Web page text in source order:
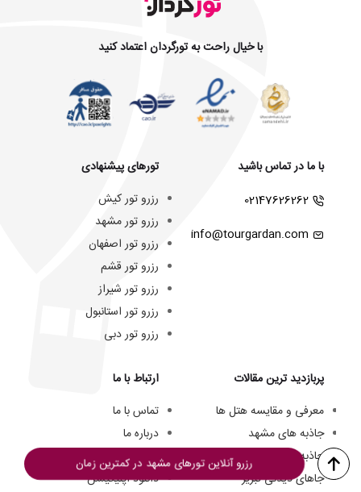
رزرو آنلاین تورهای مشهد در کمترین زمان
با خیال راحت به تورگردان اعتماد کنید
با ما در تماس باشید
02147626262
info@tourgardan.com
تورهای پیشنهادی
رزرو تور کیش
رزرو تور مشهد
رزرو تور اصفهان
رزرو تور قشم
رزرو تور شیراز
رزرو تور استانبول
رزرو تور دبی
پربازدید ترین مقالات
معرفی و مقایسه هتل ها
جاذبه های مشهد
جاذبه های کیش
جاهای دیدنی تبریز
ارتباط با ما
تماس با ما
درباره ما
تیم ما
دانلود اپلیکیشن